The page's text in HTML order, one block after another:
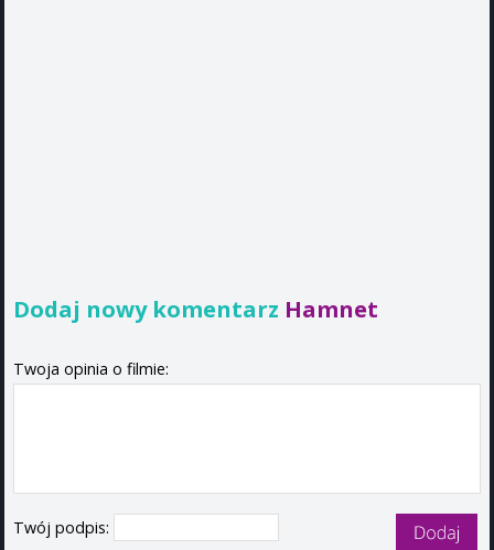
Dodaj nowy komentarz Hamnet
Twoja opinia o filmie:
Twój podpis: